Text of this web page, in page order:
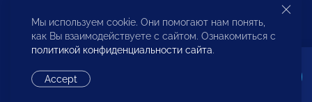
Business and Investment Rights Protection
Department
Мы используем cookie. Они помогают нам понять,
как Вы взаимодействуете с сайтом. Ознакомиться с
политикой конфиденциальности сайта.
Accept